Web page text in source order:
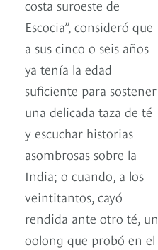
costa suroeste de
Escocia”, consideró que
a sus cinco o seis años
ya tenía la edad
suficiente para sostener
una delicada taza de té
y escuchar historias
asombrosas sobre la
India; o cuando, a los
veintitantos, cayó
rendida ante otro té, un
oolong que probó en el